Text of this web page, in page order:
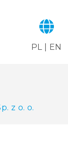
PL EN
z o. o.